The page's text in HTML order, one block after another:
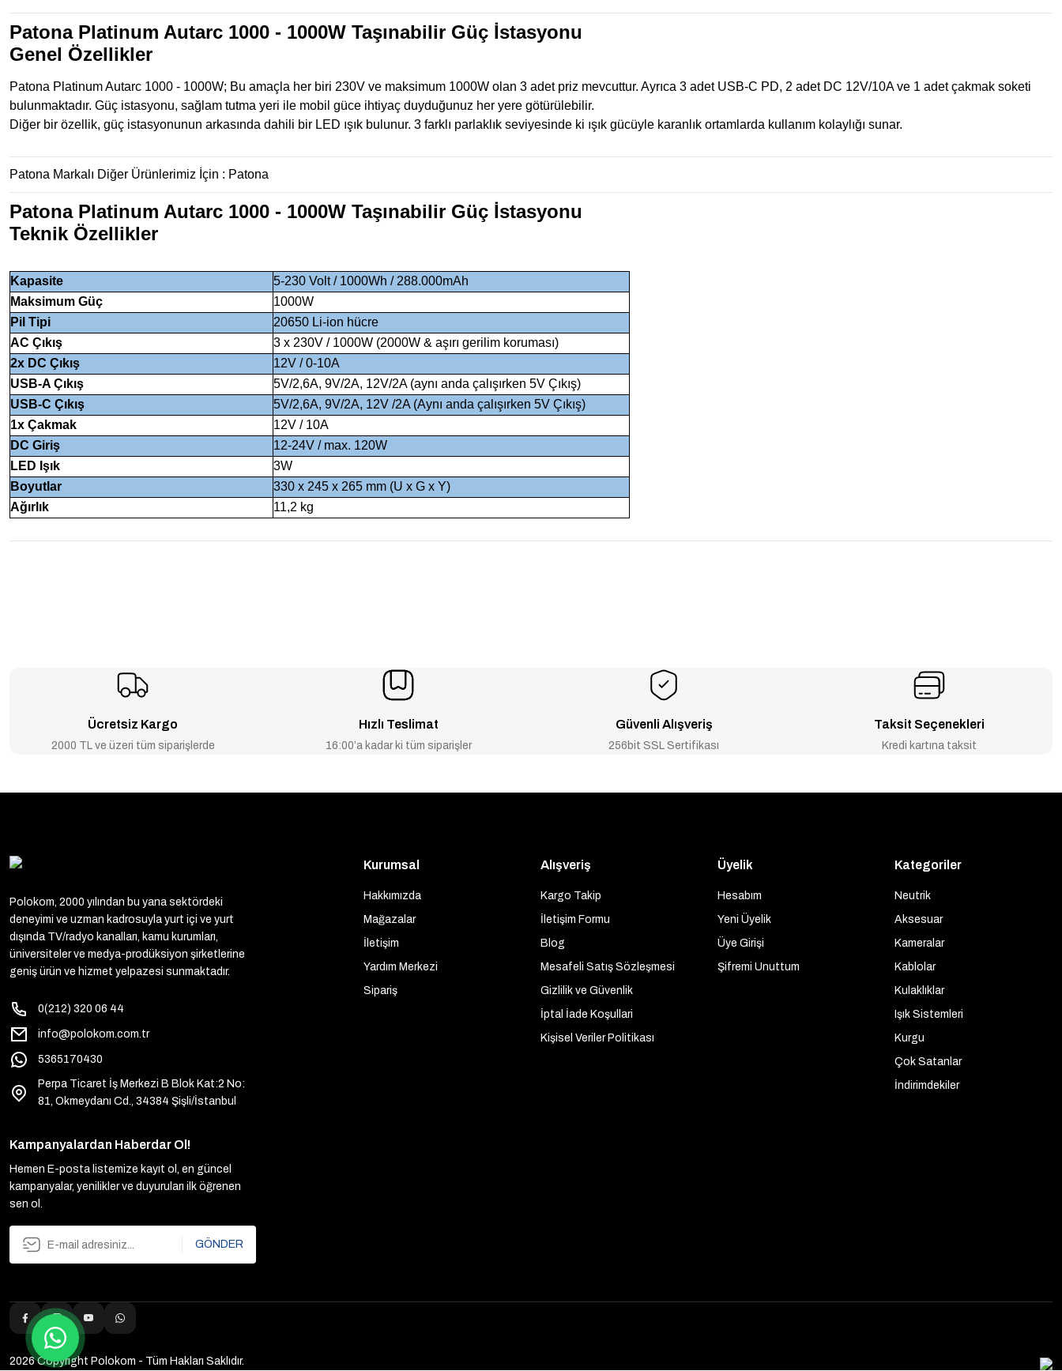
Patona Platinum Autarc 1000 - 1000W Taşınabilir Güç İstasyonu
Genel Özellikler
Patona Platinum Autarc 1000 - 1000W; Bu amaçla her biri 230V ve maksimum 1000W olan 3 adet priz mevcuttur. Ayrıca 3 adet USB-C PD, 2 adet DC 12V/10A ve 1 adet çakmak soketi
bulunmaktadır. Güç istasyonu, sağlam tutma yeri ile mobil güce ihtiyaç duyduğunuz her yere götürülebilir.
Diğer bir özellik, güç istasyonunun arkasında dahili bir LED ışık bulunur. 3 farklı parlaklık seviyesinde ki ışık gücüyle karanlık ortamlarda kullanım kolaylığı sunar.
Patona Markalı Diğer Ürünlerimiz İçin : Patona
Patona Platinum Autarc 1000 - 1000W Taşınabilir Güç İstasyonu
Teknik Özellikler
Kapasite
5-230 Volt / 1000Wh / 288.000mAh
Maksimum Güç
1000W
Pil Tipi
20650 Li-ion hücre
AC Çıkış
3 x 230V / 1000W (2000W & aşırı gerilim koruması)
2x DC Çıkış
12V / 0-10A
USB-A Çıkış
5V/2,6A, 9V/2A, 12V/2A (aynı anda çalışırken 5V Çıkış)
USB-C Çıkış
5V/2,6A, 9V/2A, 12V /2A (Aynı anda çalışırken 5V Çıkış)
1x Çakmak
12V / 10A
DC Giriş
12-24V / max. 120W
LED Işık
3W
Boyutlar
330 x 245 x 265 mm (U x G x Y)
Ağırlık
11,2 kg
Ücretsiz Kargo
2000 TL ve üzeri tüm siparişlerde
Hızlı Teslimat
16:00’a kadar ki tüm siparişler
Güvenli Alışveriş
256bit SSL Sertifikası
Taksit Seçenekleri
Kredi kartına taksit
Polokom, 2000 yılından bu yana sektördeki
deneyimi ve uzman kadrosuyla yurt içi ve yurt
dışında TV/radyo kanalları, kamu kurumları,
üniversiteler ve medya-prodüksiyon şirketlerine
geniş ürün ve hizmet yelpazesi sunmaktadır.
0(212) 320 06 44
info@polokom.com.tr
5365170430
Perpa Ticaret İş Merkezi B Blok Kat:2 No:
81, Okmeydanı Cd., 34384 Şişli/İstanbul
Kurumsal
Hakkımızda
Mağazalar
İletişim
Yardım Merkezi
Sipariş
Alışveriş
Kargo Takip
İletişim Formu
Blog
Mesafeli Satış Sözleşmesi
Gizlilik ve Güvenlik
İptal İade Koşullari
Kişisel Veriler Politikası
Üyelik
Hesabım
Yeni Üyelik
Üye Girişi
Şifremi Unuttum
Kategoriler
Neutrik
Aksesuar
Kameralar
Kablolar
Kulaklıklar
Işık Sistemleri
Kurgu
Çok Satanlar
İndirimdekiler
Kampanyalardan Haberdar Ol!
Hemen E-posta listemize kayıt ol, en güncel
kampanyalar, yenilikler ve duyuruları ilk öğrenen
sen ol.
GÖNDER
2026 Copyright Polokom - Tüm Hakları Saklıdır.